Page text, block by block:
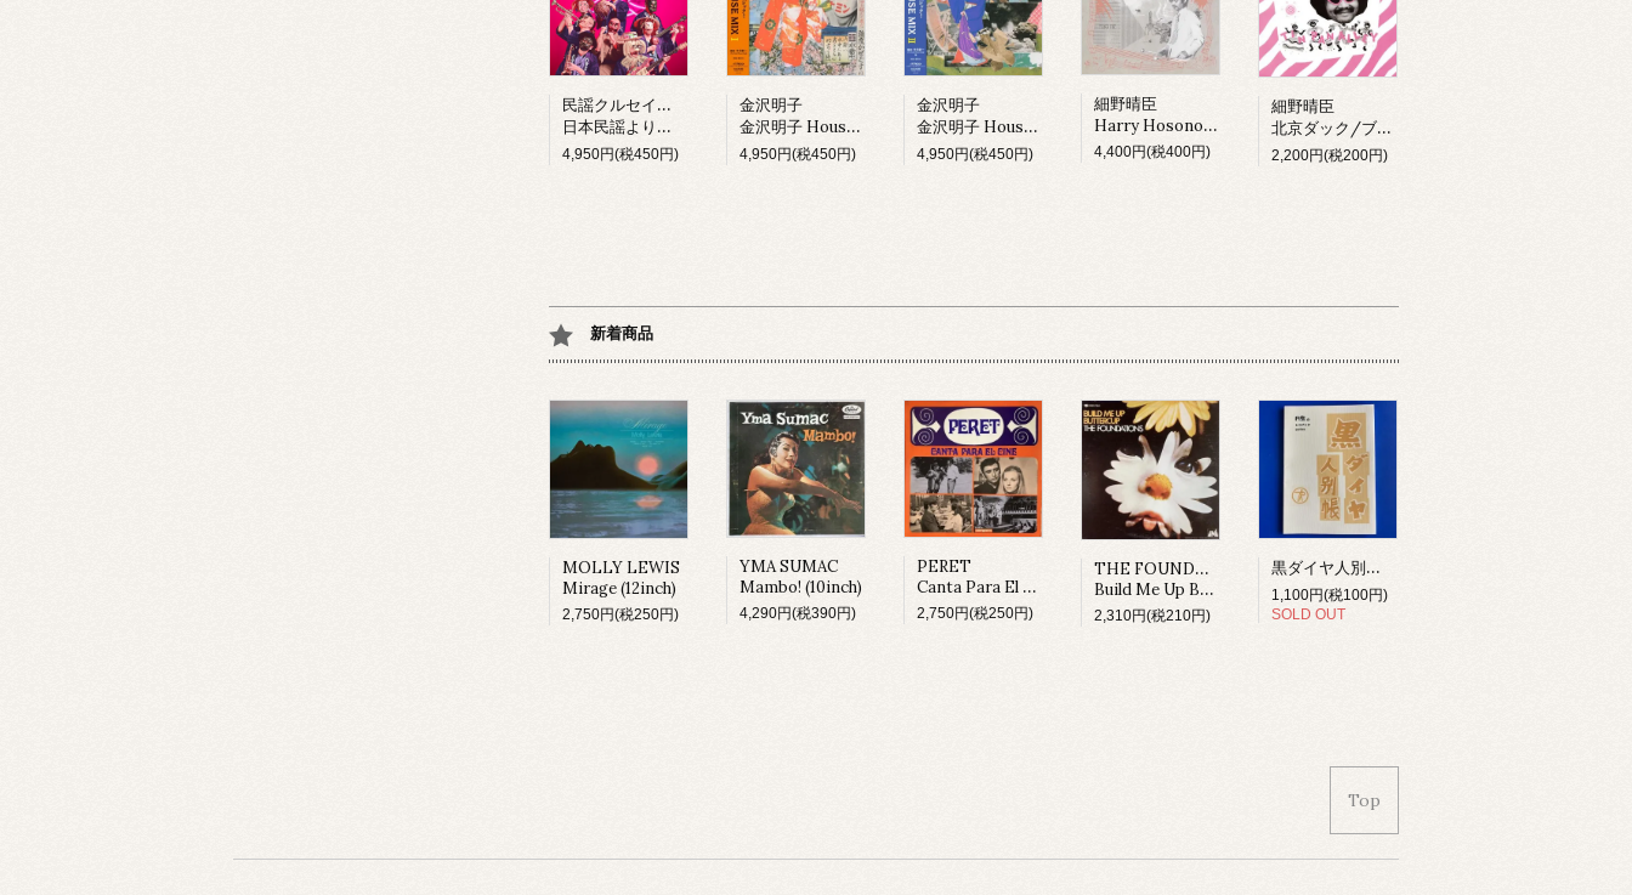
民謡クルセイダーズ
日本民謡より愛をこめて (LP)
4,950円(税450円)
金沢明子
金沢明子 House Mix I (LP)
4,950円(税450円)
金沢明子
金沢明子 House Mix II (LP)
4,950円(税450円)
細野晴臣
Harry Hosono & Tin Pan Alley In China Town (LP)
4,400円(税400円)
細野晴臣
北京ダック/ブラックピーナッツ
2,200円(税200円)
新着商品
MOLLY LEWIS
Mirage (12inch)
2,750円(税250円)
YMA SUMAC
Mambo! (10inch)
4,290円(税390円)
PERET
Canta Para El Cine (LP)
2,750円(税250円)
THE FOUNDATIONS
Build Me Up Buttercup (LP)
2,310円(税210円)
黒ダイヤ人別帳 テイチク編 (BOOK)
1,100円(税100円)
SOLD OUT
Top